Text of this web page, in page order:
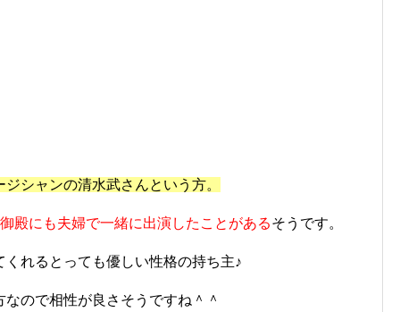
シャンの清水武さんという方。
殿にも夫婦で一緒に出演したことがあるそうです。
れるとっても優しい性格の持ち主♪
ので相性が良さそうですね＾＾